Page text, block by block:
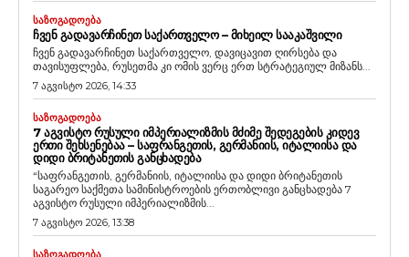
ᲡᲐᲖᲝᲒᲐᲓᲝᲔᲑᲐ
ᲩᲕᲔᲜ ᲒᲐᲓᲐᲕᲐᲠᲩᲘᲜᲔᲗ ᲡᲐᲥᲐᲠᲗᲕᲔᲚᲝ – ᲛᲘᲮᲔᲘᲚ ᲡᲐᲐᲙᲐᲨᲕᲘᲚᲘ
ჩვენ გადავარჩინეთ საქართველო, დავიცავით ღირსება და
თავისუფლება, რუსეთმა კი ომის ვერც ერთ სტრატეგიულ მიზანს...
7 აგვისტო 2026, 14:33
ᲡᲐᲖᲝᲒᲐᲓᲝᲔᲑᲐ
7 ᲐᲒᲕᲘᲡᲢᲝ ᲠᲣᲡᲣᲚᲘ ᲘᲛᲞᲔᲠᲘᲐᲚᲘᲖᲛᲘᲡ ᲛᲫᲘᲛᲔ ᲨᲔᲓᲔᲒᲔᲑᲘᲡ ᲙᲘᲓᲔᲕ
ᲔᲠᲗᲘ ᲨᲔᲮᲡᲔᲜᲔᲑᲐᲐ – ᲡᲐᲤᲠᲐᲜᲒᲔᲗᲘᲡ, ᲒᲔᲠᲛᲐᲜᲘᲘᲡ, ᲘᲢᲐᲚᲘᲘᲡᲐ ᲓᲐ
ᲓᲘᲓᲘ ᲑᲠᲘᲢᲐᲜᲔᲗᲘᲡ ᲒᲐᲜᲪᲮᲐᲓᲔᲑᲐ
“საფრანგეთის, გერმანიის, იტალიისა და დიდი ბრიტანეთის
საგარეო საქმეთა სამინისტროების ერთობლივი განცხადება 7
აგვისტო რუსული იმპერიალიზმის...
7 აგვისტო 2026, 13:38
ᲡᲐᲖᲝᲒᲐᲓᲝᲔᲑᲐ